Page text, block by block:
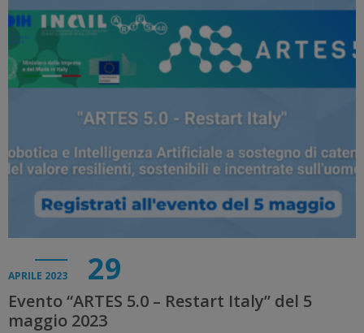
APRILE 2023 29
Evento “ARTES 5.0 – Restart Italy” del 5
maggio 2023